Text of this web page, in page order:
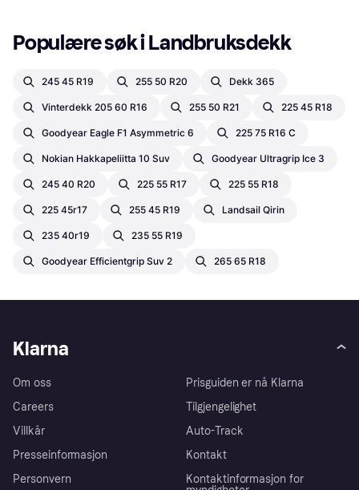
Populære søk i Landbruksdekk
245 45 R19 255 50 R20 Dekk 365
Vinterdekk 205 60 R16 255 50 R21 225 45 R18
Goodyear Eagle F1 Asymmetric 6 225 75 R16 C
Nokian Hakkapeliitta 10 Suv Goodyear Ultragrip Ice 3
245 40 R20 225 55 R17 225 55 R18
225 45r17 255 45 R19 Landsail Qirin
235 40r19 235 55 R19
Goodyear Efficientgrip Suv 2 265 65 R18
Klarna
Om oss
Careers
Villkår
Presseinformasjon
Personvern
Prisguiden er nå Klarna
Tilgjengelighet
Auto-Track
Kontakt
Kontaktinformasjon for